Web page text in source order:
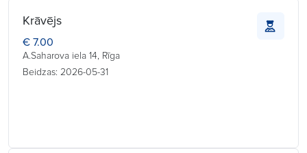
Krāvējs
€ 7.00
A.Saharova iela 14, Rīga
Beidzas: 2026-05-31